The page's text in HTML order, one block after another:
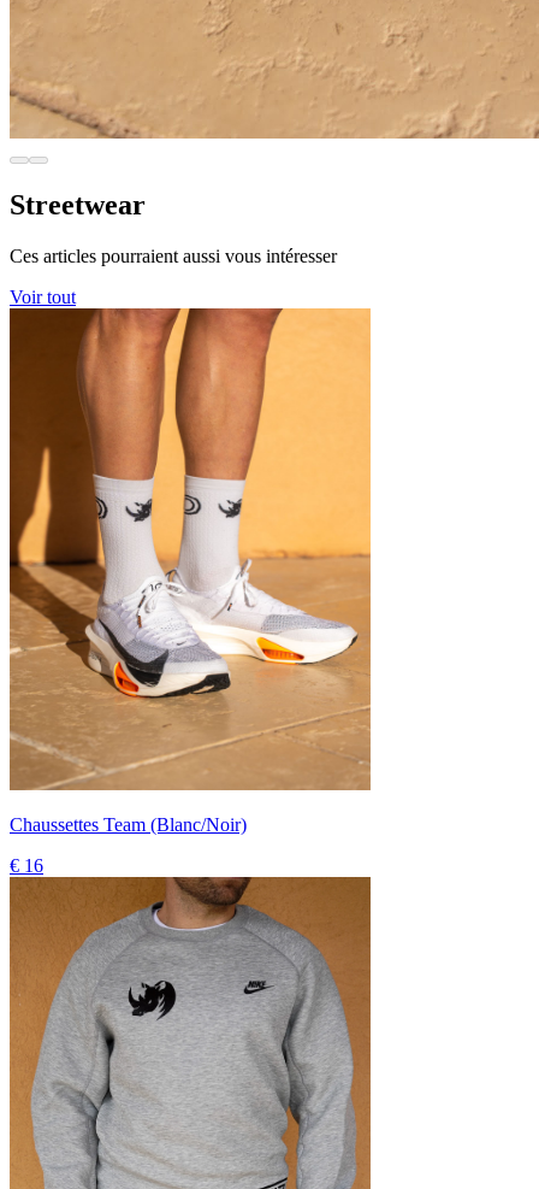
Streetwear
Ces articles pourraient aussi vous intéresser
Voir tout
Chaussettes Team (Blanc/Noir)
€ 16